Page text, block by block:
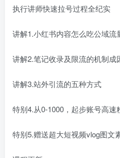
执行讲师快速拉号过程全纪实
讲解1.小红书内容怎么吃公域流
讲解2.笔记收录及限流的机制成
讲解3.站外引流的五种方式
特别4.从0-1000，起步账号高速
特别5.赠送超大短视频vlog图文